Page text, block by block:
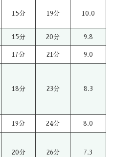
15分 19分 10.0
15分 20分 9.8
17分 21分 9.0
18分 23分 8.3
19分 24分 8.0
20分 26分 7.3